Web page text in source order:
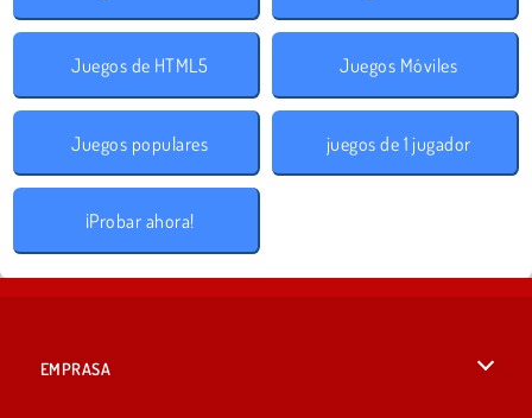
Juegos de HTML5 Juegos Móviles
Juegos populares juegos de 1 jugador
¡Probar ahora!
EMPRASA